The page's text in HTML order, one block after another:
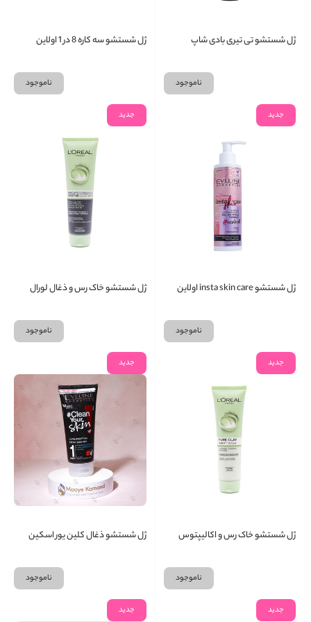
ژل شستشو تی تیری بادی شاپ
ناموجود
ژل شستشو سه کاره 8 در 1 اولاین
ناموجود
جدید
ژل شستشو insta skin care اولاین
ناموجود
جدید
ژل شستشو خاک رس و ذغال لورال
ناموجود
جدید
ژل شستشو خاک رس و اکالیپتوس
ناموجود
جدید
ژل شستشو ذغال کلین یور اسکین
ناموجود
جدید جدید